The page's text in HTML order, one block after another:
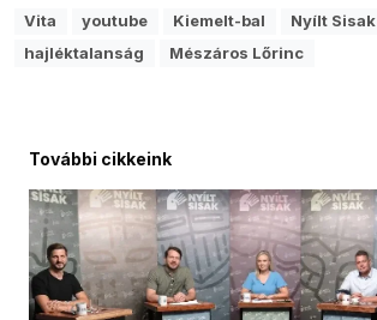
Vita youtube Kiemelt-bal
Nyílt Sisak
hajléktalanság
Mészáros Lőrinc
További cikkeink